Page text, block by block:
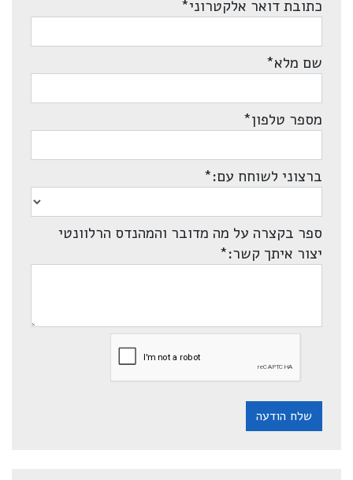
כתובת דואר אלקטרוני*
שם מלא*
מספר טלפון*
ברצוני לשוחח עם:*
ספר בקצרה על מה מדובר והמהנדס הרלוונטי
יצור איתך קשר:*
שלח הודעה